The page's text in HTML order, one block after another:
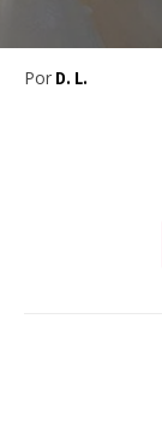
Por D. L.